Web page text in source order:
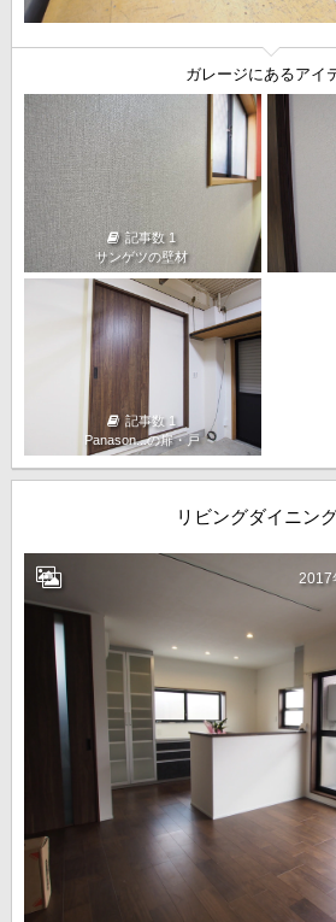
ガレージにあるアイ
記事数 1
サンゲツの壁材
記事数 1
Panason...の扉・戸
リビングダイニン
2017